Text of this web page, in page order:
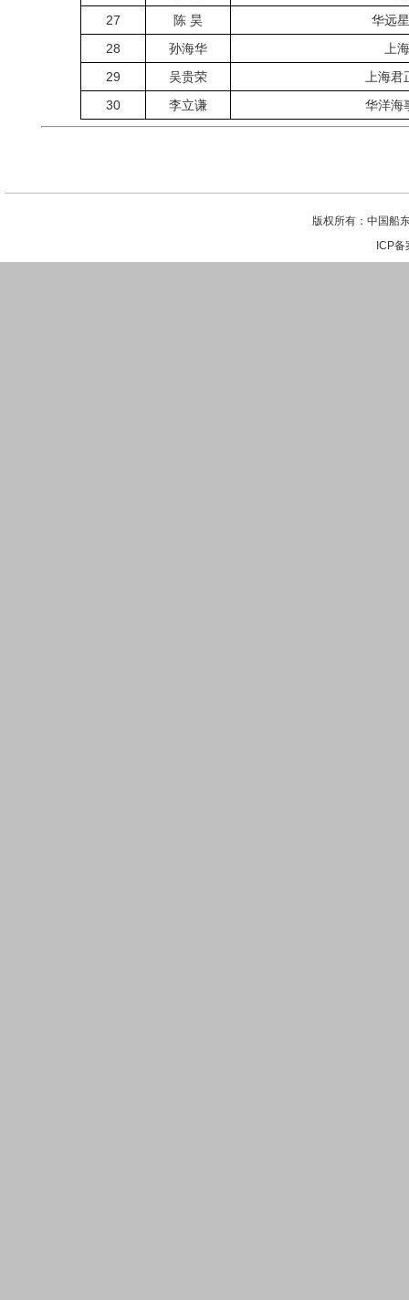
27
陈 昊
华远
28
孙海华
上
29
吴贵荣
上海
30
李立谦 华洋海
版权所有：中国船
ICP